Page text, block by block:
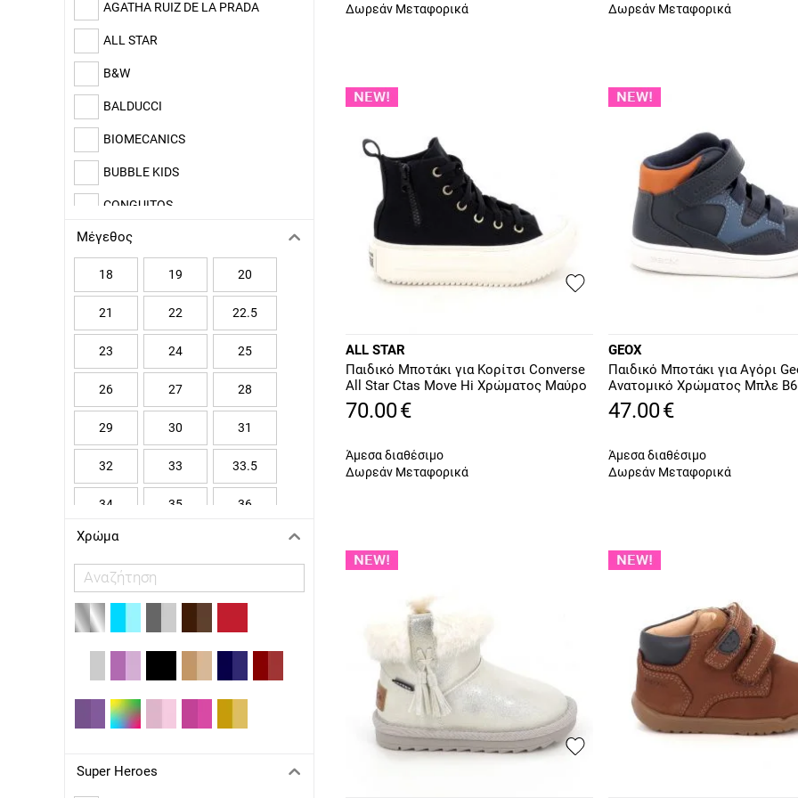
AGATHA RUIZ DE LA PRADA
ALL STAR
B&W
BALDUCCI
BIOMECANICS
BUBBLE KIDS
CONGUITOS
DOCKERS
ENERGY
GARVALIN
GEOX
LAURA BIAGIOTTI
LELLI KELLY
MADMIA Ltd
MAYORAL
MICHAEL KORS
PRIMIGI
REPLAY
SCARPY
SERAFINO
SPROX
Μέγεθος
18 19 20
21 22 22.5
23 24 25
26 27 28
29 30 31
32 33 33.5
34 35 36
37
38 2/3
Χρώμα
Super Heroes
Δωρεάν Μεταφορικά Δωρεάν Μεταφορικά
ALL STAR
Παιδικό Μποτάκι για Κορίτσι Converse
All Star Ctas Move Hi Χρώματος Μαύρο
A18048C
70.00€
Άμεσα διαθέσιμο
Δωρεάν Μεταφορικά
GEOX
Παιδικό Μποτάκι για Αγόρι
Ανατομικό Χρώματος Μπλε
000CB C0659
47.00€
Άμεσα διαθέσιμο
Δωρεάν Μεταφορικά